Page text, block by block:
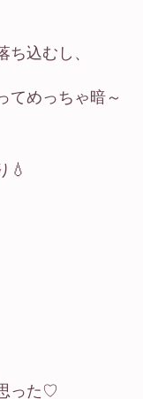
ち込むし、
てめっちゃ暗～
💧
った♡